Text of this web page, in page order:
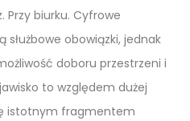
biurku. Cyfrowe
obowiązki, jednak
doboru przestrzeni i
to względem dużej
istotnym fragmentem